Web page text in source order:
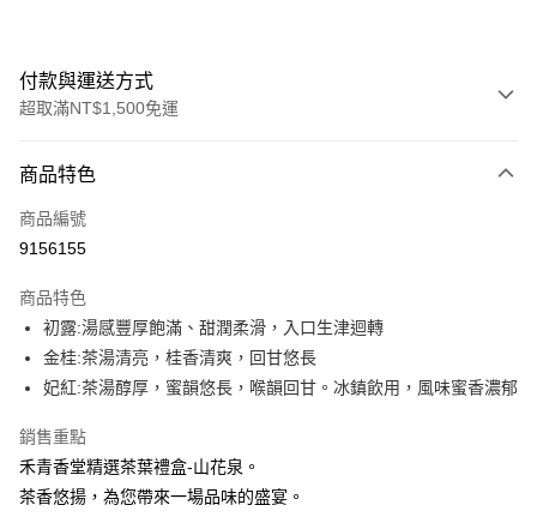
付款與運送方式
超取滿NT$1,500免運
信用卡一次付款
超商取貨付款
Apple Pay
街口支付
Google Pay
全盈+PAY
商品特色
商品編號
9156155
商品特色
初露:湯感豐厚飽滿、甜潤柔滑，入口生津迴轉
金桂:茶湯清亮，桂香清爽，回甘悠長
妃紅:茶湯醇厚，蜜韻悠長，喉韻回甘。冰鎮飲用，風味蜜香濃郁
銷售重點
禾青香堂精選茶葉禮盒-山花泉。
茶香悠揚，為您帶來一場品味的盛宴。